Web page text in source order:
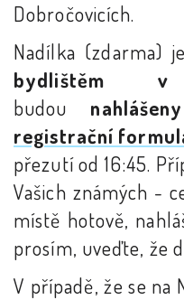
Dobročovicích.
Nadílka (zdarma)
bydlištěm v
budou
registrační
přezutí od 16:45.
Vašich známých -
místě hotově,
prosím, uveďte, že
V případě, že se na